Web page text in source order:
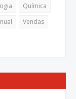
Química
Vendas